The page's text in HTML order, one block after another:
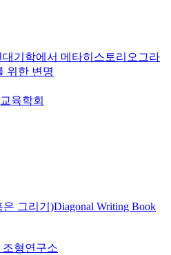
대기학에서 메타히스토리오그라
위한 변명
육학회
그리기)Diagonal Writing Book
형연구소